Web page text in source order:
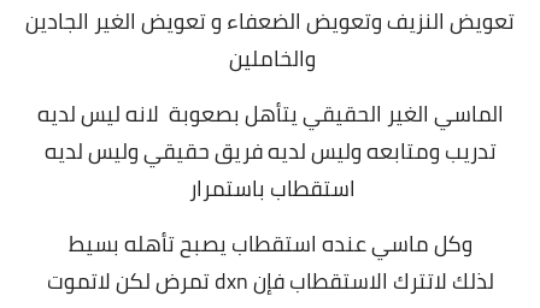
تعويض النزيف وتعويض الضعفاء و تعويض الغير الجادين
والخاملين
الماسي الغير الحقيقي يتأهل بصعوبة لانه ليس لديه
تدريب ومتابعه وليس لديه فريق حقيقي وليس لديه
استقطاب باستمرار
وكل ماسي عنده استقطاب يصبح تأهله بسيط
لذلكلاتترك الاستقطاب فإن dxn تمرض لكن لاتموت